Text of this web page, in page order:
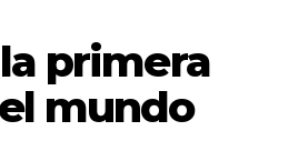
primera
mundo